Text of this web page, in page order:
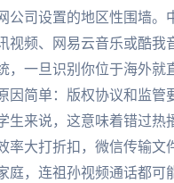
公司设置的地区性围墙。
视频、网易云音乐或酷我
，一旦识别你位于海外就
因简单：版权协议和监管
生来说，这意味着错过热
率大打折扣，微信传输文
庭，连祖孙视频通话都可